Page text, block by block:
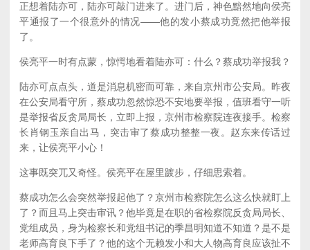
正想着陆亦可，陆亦可敲门进来了。进门后，神色黯然地向侯亮
平通报了一个很意外的情况——他的发小蔡成功竟然把他举报
了。
侯亮平一时有点蒙，惊愕地看着陆亦可：什么？蔡成功举报我？
陆亦可点点头，道是消息机密而可靠，来自京州市公安局。昨夜
在公安局看守所，蔡成功忽然惊恐不安地要举报，值班看守一听
是举报省反贪局局长，立即上报，京州市检察院连夜接手。检察
长肖钢玉亲自出马，突击审了蔡成功整整一夜。赵东来传话过
来，让侯亮平小心！
这事既突兀又奇怪。侯亮平在屋里踱步，仔细思索着。
蔡成功怎么会突然举报起他了？京州市检察院怎么这么快就盯上
了？而且马上突击审讯？他毕竟是在职的省检察院反贪局局长、
党组成员，身为检察长和党组书记的季昌明知道不知道？是不是
老师高育良下手了？他的这个无赖发小和大人物高育良应该扯不